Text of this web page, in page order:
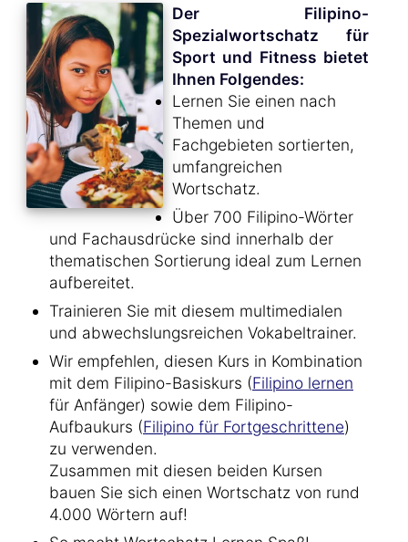
Der Filipino-
Spezialwortschatz für
Sport und Fitness bietet
Ihnen Folgendes:
Lernen Sie einen nach
Themen und
Fachgebieten sortierten,
umfangreichen
Wortschatz.
Über 700 Filipino-Wörter
und Fachausdrücke sind innerhalb der
thematischen Sortierung ideal zum Lernen
aufbereitet.
Trainieren Sie mit diesem multimedialen
und abwechslungsreichen Vokabeltrainer.
Wir empfehlen, diesen Kurs in Kombination
mit dem Filipino-Basiskurs (Filipino lernen
für Anfänger) sowie dem Filipino-
Aufbaukurs (Filipino für Fortgeschrittene)
zu verwenden.
Zusammen mit diesen beiden Kursen
bauen Sie sich einen Wortschatz von rund
4.000 Wörtern auf!